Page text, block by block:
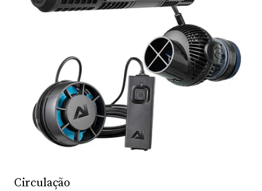
Circulação